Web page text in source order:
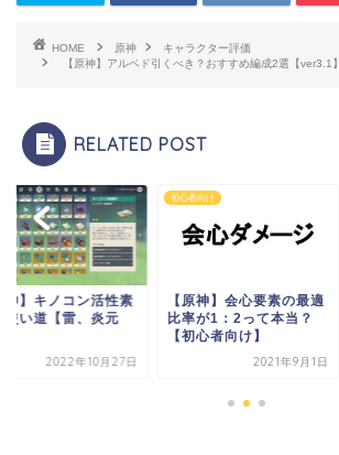
HOME 原神
キャラクター評価
【原神】アルベド引くべき？おすすめ編成2選【ver3.1】
RELATED POST
神】キノコン活性素
使い道【雷、炎元
2022年10月27日
初心者向け
【原神】会心要素の最適
比率が1：2って本当？
【初心者向け】
2021年9月1日